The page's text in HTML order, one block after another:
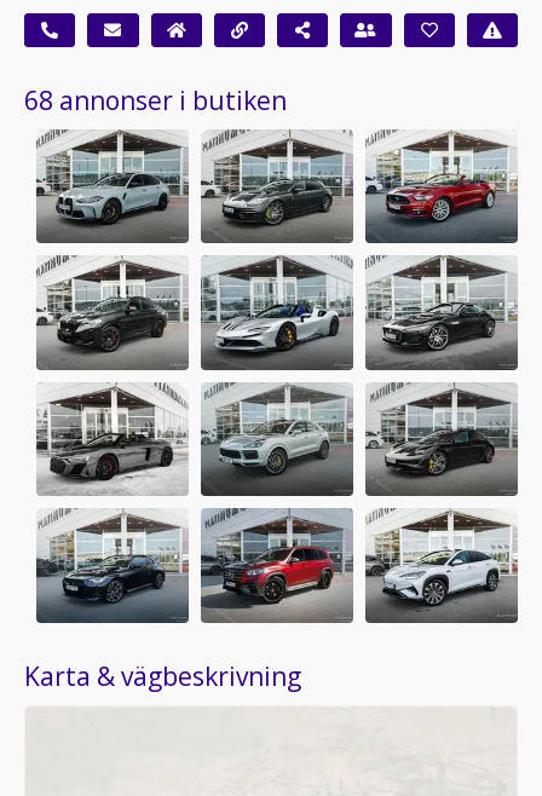
68 annonser i butiken
Karta & vägbeskrivning